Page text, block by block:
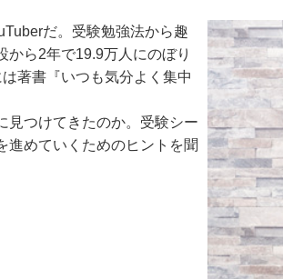
だ。受験勉強法から趣
から2年で19.9万人にのぼり
著書『いつも気分よく集中
見つけてきたのか。受験シー
進めていくためのヒントを聞